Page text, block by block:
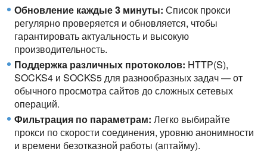
Обновление каждые 3 минуты: Список прокси
регулярно проверяется и обновляется, чтобы
гарантировать актуальность и высокую
производительность.
Поддержка различных протоколов: HTTP(S),
SOCKS4 и SOCKS5 для разнообразных задач — от
обычного просмотра сайтов до сложных сетевых
операций.
Фильтрация по параметрам: Легко выбирайте
прокси по скорости соединения, уровню анонимности
и времени безотказной работы (аптайму).